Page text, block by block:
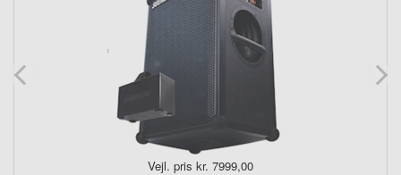
Vejl. pris kr. 7999,00